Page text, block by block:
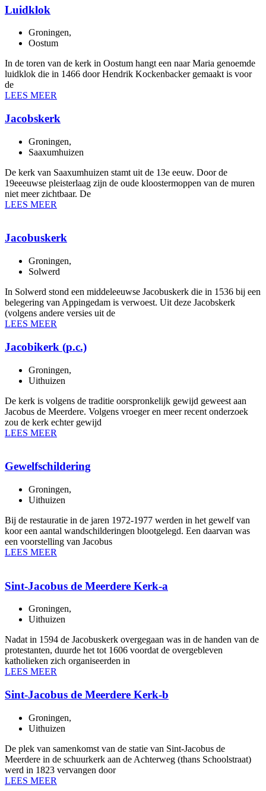
Luidklok
Groningen,
Oostum
In de toren van de kerk in Oostum hangt een naar Maria genoemde
luidklok die in 1466 door Hendrik Kockenbacker gemaakt is voor
de
LEES MEER
Jacobskerk
Groningen,
Saaxumhuizen
De kerk van Saaxumhuizen stamt uit de 13e eeuw. Door de
19eeeuwse pleisterlaag zijn de oude kloostermoppen van de muren
niet meer zichtbaar. De
LEES MEER
Jacobuskerk
Groningen,
Solwerd
In Solwerd stond een middeleeuwse Jacobuskerk die in 1536 bij een
belegering van Appingedam is verwoest. Uit deze Jacobskerk
(volgens andere versies uit de
LEES MEER
Jacobikerk (p.c.)
Groningen,
Uithuizen
De kerk is volgens de traditie oorspronkelijk gewijd geweest aan
Jacobus de Meerdere. Volgens vroeger en meer recent onderzoek
zou de kerk echter gewijd
LEES MEER
Gewelfschildering
Groningen,
Uithuizen
Bij de restauratie in de jaren 1972-1977 werden in het gewelf van
koor een aantal wandschilderingen blootgelegd. Een daarvan was
een voorstelling van Jacobus
LEES MEER
Sint-Jacobus de Meerdere Kerk-a
Groningen,
Uithuizen
Nadat in 1594 de Jacobuskerk overgegaan was in de handen van de
protestanten, duurde het tot 1606 voordat de overgebleven
katholieken zich organiseerden in
LEES MEER
Sint-Jacobus de Meerdere Kerk-b
Groningen,
Uithuizen
De plek van samenkomst van de statie van Sint-Jacobus de
Meerdere in de schuurkerk aan de Achterweg (thans Schoolstraat)
werd in 1823 vervangen door
LEES MEER